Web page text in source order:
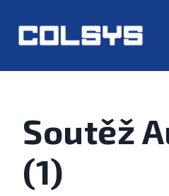
Soutěž
(1)